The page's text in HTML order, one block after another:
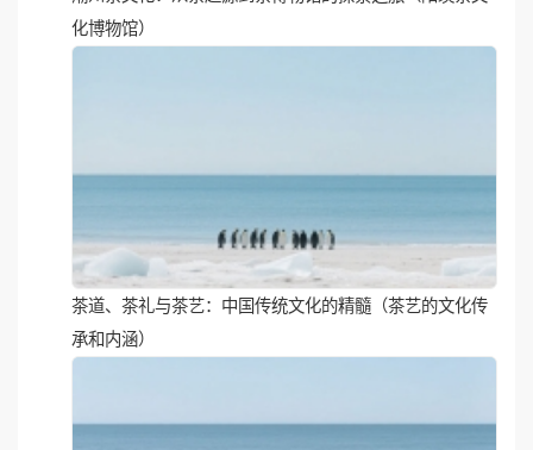
茶道、茶礼与茶艺：中国传统文化的精髓（茶艺的文化传
承和内涵）